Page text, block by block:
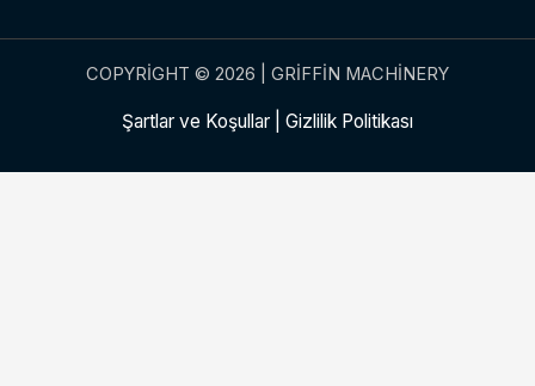
COPYRIGHT © 2026 | GRIFFIN MACHINERY
Şartlar ve Koşullar Gizlilik Politikası